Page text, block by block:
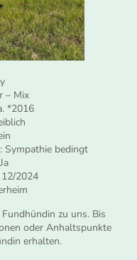
– Mix
*2016
: Sympathie bedingt
12/2024
zu uns. Bis
oder Anhaltspunkte
erhalten.